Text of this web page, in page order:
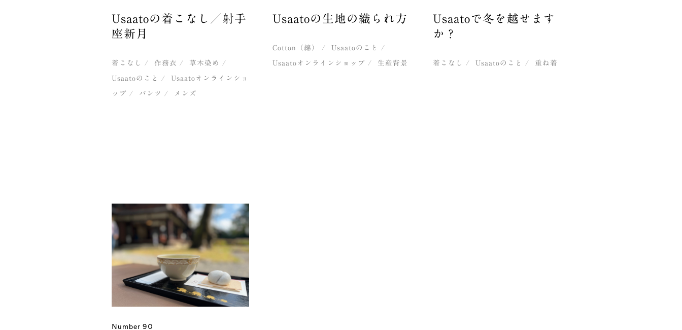
Usaatoの着こなし／射手
座新月
着こなし 作務衣 草木染め
Usaatoのこと Usaatoオンラインショ
ップ パンツ メンズ
Usaatoの生地の織られ方
Cotton（綿） Usaatoのこと
Usaatoオンラインショップ 生産背景
Usaatoで冬を越せます
か？
着こなし Usaatoのこと 重ね着
Number 90